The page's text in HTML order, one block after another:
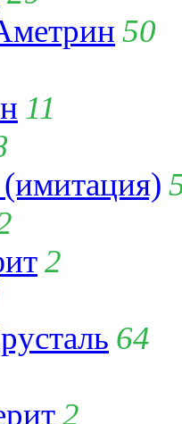
50
11
2
64
2